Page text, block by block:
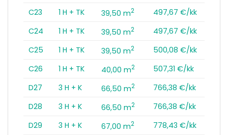
C23
1 H + TK 39,50 m2
497,67 €/kk
C24
1 H + TK 39,50 m2
497,67 €/kk
C25
1 H + TK 39,50 m2
500,08 €/kk
C26
1 H + TK 40,00 m2
507,31 €/kk
D27
3 H + K 66,50 m2
766,38 €/kk
D28
3 H + K 66,50 m2
766,38 €/kk
D29
3 H + K 67,00 m2
778,43 €/kk